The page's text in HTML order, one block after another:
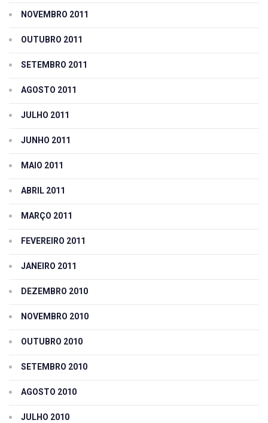
NOVEMBRO 2011
OUTUBRO 2011
SETEMBRO 2011
AGOSTO 2011
JULHO 2011
JUNHO 2011
MAIO 2011
ABRIL 2011
MARÇO 2011
FEVEREIRO 2011
JANEIRO 2011
DEZEMBRO 2010
NOVEMBRO 2010
OUTUBRO 2010
SETEMBRO 2010
AGOSTO 2010
JULHO 2010